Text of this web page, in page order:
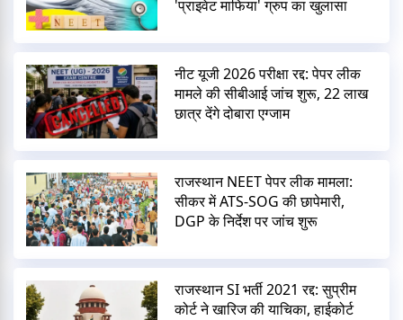
'प्राइवेट माफिया' ग्रुप का खुलासा
नीट यूजी 2026 परीक्षा रद्द: पेपर लीक
मामले की सीबीआई जांच शुरू, 22 लाख
छात्र देंगे दोबारा एग्जाम
राजस्थान NEET पेपर लीक मामला:
सीकर में ATS-SOG की छापेमारी,
DGP के निर्देश पर जांच शुरू
राजस्थान SI भर्ती 2021 रद्द: सुप्रीम
कोर्ट ने खारिज की याचिका, हाईकोर्ट